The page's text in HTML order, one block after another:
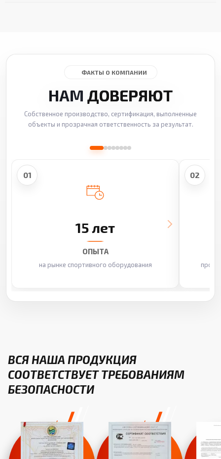
ФАКТЫ О КОМПАНИИ
НАМ ДОВЕРЯЮТ
Собственное производство, сертификация, выполненные
объекты и прозрачная ответственность за результат.
01
15 лет
ОПЫТА
на рынке спортивного оборудования
02
ВСЯ НАША ПРОДУКЦИЯ
СООТВЕТСТВУЕТ ТРЕБОВАНИЯМ
БЕЗОПАСНОСТИ